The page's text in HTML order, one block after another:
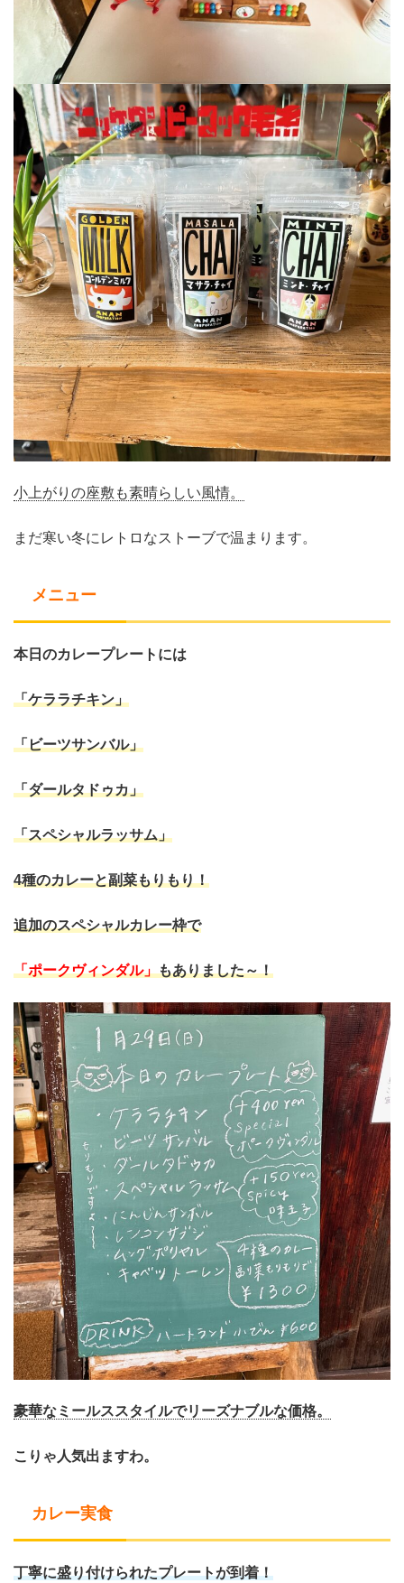
小上がりの座敷も素晴らしい風情。
まだ寒い冬にレトロなストーブで温まります。
メニュー
本日のカレープレートには
「ケララチキン」
「ビーツサンバル」
「ダールタドゥカ」
「スペシャルラッサム」
4種のカレーと副菜もりもり！
追加のスペシャルカレー枠で
「ポークヴィンダル」もありました～！
豪華なミールススタイルでリーズナブルな価格。
こりゃ人気出ますわ。
カレー実食
丁寧に盛り付けられたプレートが到着！